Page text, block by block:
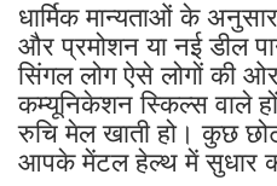
धार्मिक मान्यताओं के
और प्रमोशन या नई डील
सिंगल लोग ऐसे लोगों की
कम्यूनिकेशन स्किल्स वाले
रुचि मेल खाती हो। कुछ
आपके मेंटल हेल्थ में सुधार